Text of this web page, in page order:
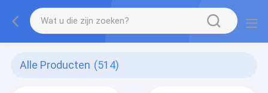
Alle Producten (514)